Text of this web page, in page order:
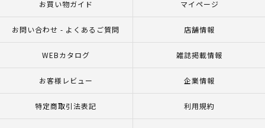
お買い物ガイド マイページ
お問い合わせ - よくあるご質問 店舗情報
WEBカタログ 雑誌掲載情報
お客様レビュー 企業情報
特定商取引法表記 利用規約